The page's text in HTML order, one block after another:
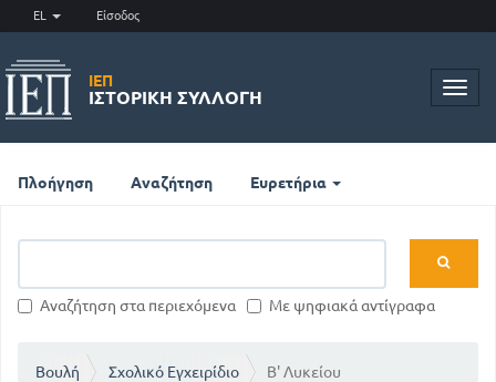
EL Είσοδος
ΙΕΠ
ΙΣΤΟΡΙΚΉ ΣΥΛΛΟΓΉ
Πλοήγηση Αναζήτηση Ευρετήρια
Αναζήτηση στα περιεχόμενα Με ψηφιακά αντίγραφα
Βουλή Σχολικό Εγχειρίδιο Β' Λυκείου